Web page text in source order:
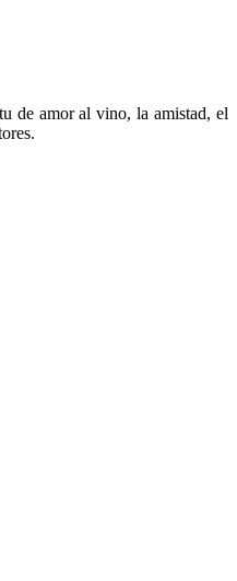
de amor al vino, la amistad, el